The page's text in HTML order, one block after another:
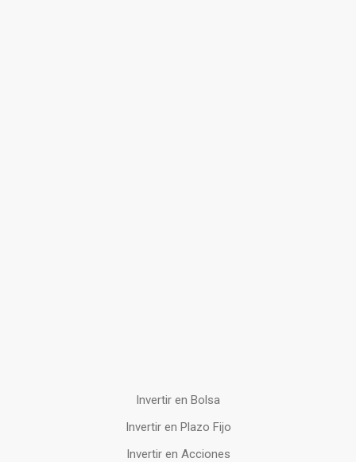
Invertir en Bolsa
Invertir en Plazo Fijo
Invertir en Acciones